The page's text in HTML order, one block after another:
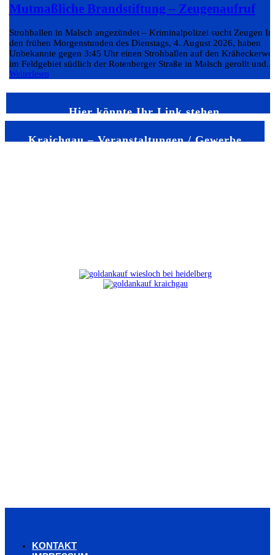
Mutmaßliche Brandstiftung – Zeugenaufruf
Strohballen in Malsch angezündet – Kriminalpolizei sucht Zeugen In
den frühen Morgenstunden des Dienstags, 4. August 2026, haben
Unbekannte gegen 3:45 Uhr einen Strohballen auf den
im Feldgebiet südlich der Rotenberger Straße in Malsch gerollt und...
Weiterlesen
Hier könnte Ihr Link stehen
Kraichgau – Veranstaltungen / Gewerbe
KONTAKT